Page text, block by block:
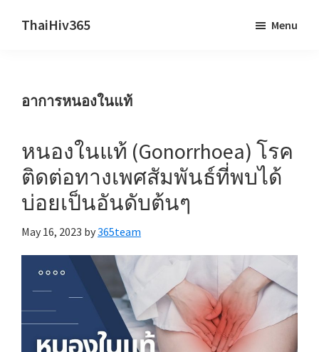
ThaiHiv365
behind.
Menu
อาการหนองในแท้
หนองในแท้ (Gonorrhoea) โรค
ติดต่อทางเพศสัมพันธ์ที่พบได้
บ่อยเป็นอันดับต้นๆ
May 16, 2023 by365team